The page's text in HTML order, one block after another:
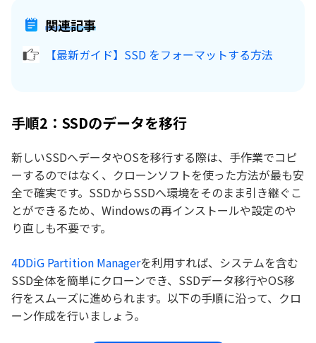
関連記事
【最新ガイド】SSD をフォーマットする方法
手順2：SSDのデータを移行
新しいSSDへデータやOSを移行する際は、手作業でコピ
ーするのではなく、クローンソフトを使った方法が最も安
全で確実です。SSDからSSDへ環境をそのまま引き継ぐこ
とができるため、Windowsの再インストールや設定のや
り直しも不要です。
4DDiG Partition Managerを利用すれば、システムを含む
SSD全体を簡単にクローンでき、SSDデータ移行やOS移
行をスムーズに進められます。以下の手順に沿って、クロ
ーン作成を行いましょう。